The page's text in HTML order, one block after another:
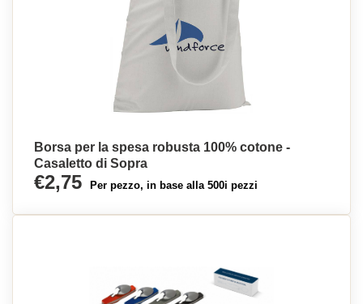
Borsa per la spesa robusta 100% cotone -
Casaletto di Sopra
€2,75 Per pezzo, in base alla 500i pezzi